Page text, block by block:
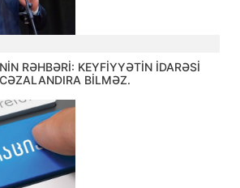
RƏHBƏRİ: KEYFİYYƏTİN İDARƏSİ
BİLMƏZ.